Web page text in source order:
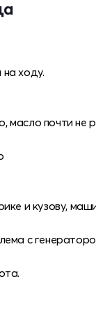
ходу.
масло почти не
и кузову,
с